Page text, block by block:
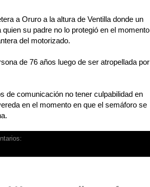
a Oruro a la altura de Ventilla donde un
su padre no lo protegió en el momento
del motorizado.
de 76 años luego de ser atropellada por
de comunicación no tener culpabilidad en
en el momento en que el semáforo se